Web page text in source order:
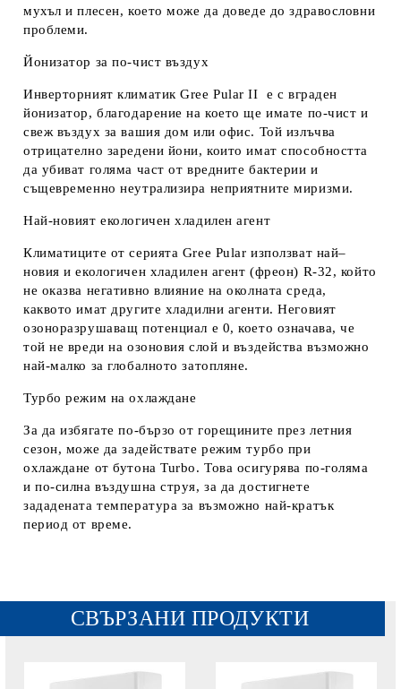
мухъл и плесен, което може да доведе до здравословни
проблеми.
Йонизатор за по-чист въздух
Инверторният климатик Gree Pular II е с вграден
йонизатор, благодарение на което ще имате по-чист и
свеж въздух за вашия дом или офис. Той излъчва
отрицателно заредени йони, които имат способността
да убиват голяма част от вредните бактерии и
същевременно неутрализира неприятните миризми.
Най-новият екологичен хладилен агент
Климатиците от серията Gree Pular използват най–
новия и екологичен хладилен агент (фреон) R-32, който
не оказва негативно влияние на околната среда,
каквото имат другите хладилни агенти. Неговият
озоноразрушаващ потенциал е 0, което означава, че
той не вреди на озоновия слой и въздейства възможно
най-малко за глобалното затопляне.
Турбо режим на охлаждане
За да избягате по-бързо от горещините през летния
сезон, може да задействате режим турбо при
охлаждане от бутона Turbo. Това осигурява по-голяма
и по-силна въздушна струя, за да достигнете
зададената температура за възможно най-кратък
период от време.
СВЪРЗАНИ ПРОДУКТИ